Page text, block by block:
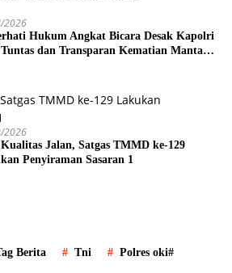
2026
Hukum Angkat Bicara Desak Kapolri
dan Transparan Kematian Mantan
2026
Jalan, Satgas TMMD ke-129
Penyiraman Sasaran 1
Berita Tni Polres oki#